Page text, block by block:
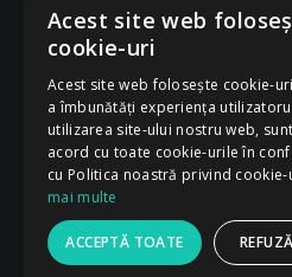
Protectia datelor cu
Publicarea informatiilor
intreprinderile
Servicii
Subventie
Acest site web
cookie-uri
Acest site web folosește cookie-
a îmbunătăți experiența
utilizarea site-ului nostru web,
acord cu toate cookie-urile în
cu Politica noastră privind cookie-
mai multe
ACCEPTĂ TOATE